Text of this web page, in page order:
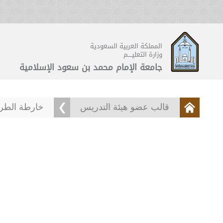
المملكة العربية السعودية
وزارة التعليــــم
جامعة الإمام محمد بن سعود الإسلامية
قالب عضو هيئة التدريس خارطة